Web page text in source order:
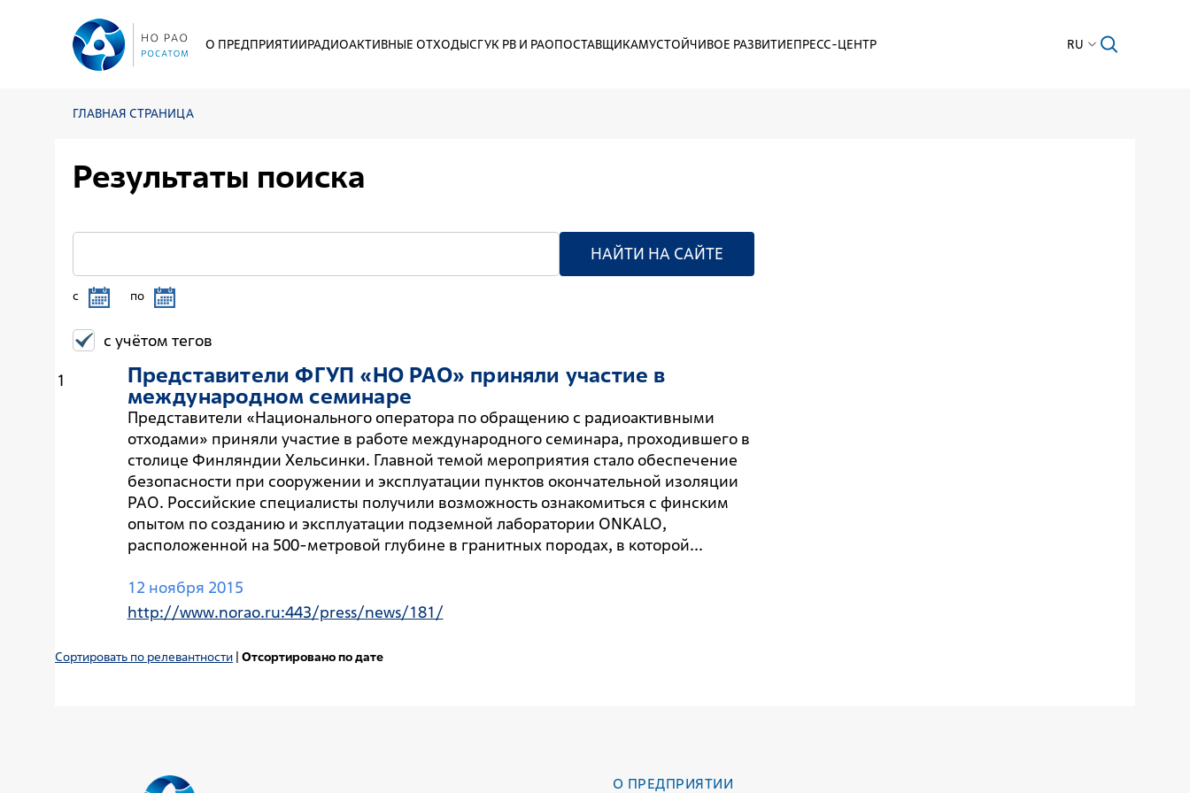
О ПРЕДПРИЯТИИРАДИОАКТИВНЫЕ ОТХОДЫСГУК РВ И РАОПОСТАВЩИКАМУСТОЙЧИВОЕ РАЗВИТИЕПРЕСС-ЦЕНТР RU
ГЛАВНАЯ СТРАНИЦА
Результаты поиска
НАЙТИ НА САЙТЕ
c по
с учётом тегов
1
Представители ФГУП «НО РАО» приняли участие в
международном семинаре
Представители «Национального оператора по обращению с радиоактивными
отходами» приняли участие в работе международного семинара, проходившего в
столице Финляндии Хельсинки. Главной темой мероприятия стало обеспечение
безопасности при сооружении и эксплуатации пунктов окончательной изоляции
РАО. Российские специалисты получили возможность ознакомиться с финским
опытом по созданию и эксплуатации подземной лаборатории ONKALO,
расположенной на 500-метровой глубине в гранитных породах, в которой...
12 ноября 2015
http://www.norao.ru:443/press/news/181/
Сортировать по релевантности | Отсортировано по дате
О ПРЕДПРИЯТИИ